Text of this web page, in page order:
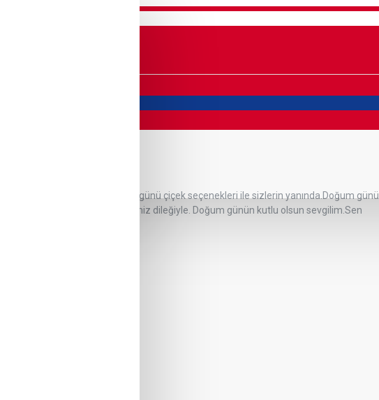
arajmanları ve özel doğum günü çiçek seçenekleri ile sizlerin yanında.Doğum günü
yaşlarını birlikte geçirmemiz dileğiyle. Doğum günün kutlu olsun sevgilim.Sen